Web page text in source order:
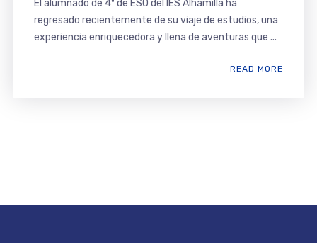
El alumnado de 4º de ESO del IES Alhamilla ha
regresado recientemente de su viaje de estudios, una
experiencia enriquecedora y llena de aventuras que ...
READ MORE